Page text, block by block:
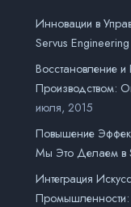
Инновации в
Servus Engineering
Восстановление
Производством:
июля, 2015
Повышение
Мы Это Делаем в
Интеграция